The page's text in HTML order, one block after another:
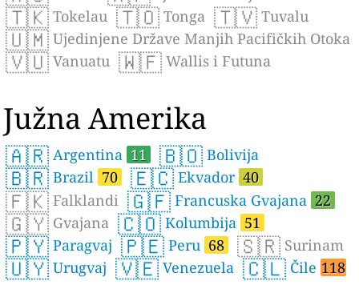
🇹🇰 Tokelau 🇹🇴 Tonga 🇹🇻 Tuvalu
🇺🇲 Ujedinjene Države Manjih Pacifičkih Otoka
🇻🇺 Vanuatu 🇼🇫 Wallis i Futuna
Južna Amerika
🇦🇷 Argentina 11 🇧🇴 Bolivija
🇧🇷 Brazil 70 🇪🇨 Ekvador 40
🇫🇰 Falklandi 🇬🇫 Francuska Gvajana 22
🇬🇾 Gvajana 🇨🇴 Kolumbija 51
🇵🇾 Paragvaj 🇵🇪 Peru 68 🇸🇷 Surinam
🇺🇾 Urugvaj 🇻🇪 Venezuela 🇨🇱 Čile 118